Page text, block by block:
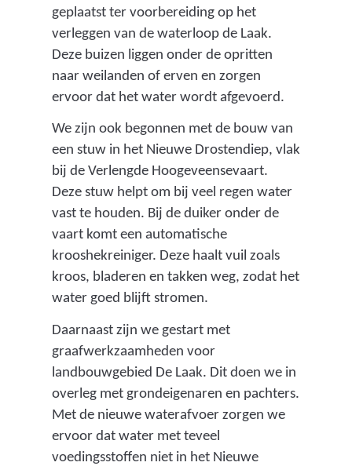
geplaatst ter voorbereiding op het
verleggen van de waterloop de Laak.
Deze buizen liggen onder de opritten
naar weilanden of erven en zorgen
ervoor dat het water wordt afgevoerd.
We zijn ook begonnen met de bouw van
een stuw in het Nieuwe Drostendiep, vlak
bij de Verlengde Hoogeveensevaart.
Deze stuw helpt om bij veel regen water
vast te houden. Bij de duiker onder de
vaart komt een automatische
krooshekreiniger. Deze haalt vuil zoals
kroos, bladeren en takken weg, zodat het
water goed blijft stromen.
Daarnaast zijn we gestart met
graafwerkzaamheden voor
landbouwgebied De Laak. Dit doen we in
overleg met grondeigenaren en pachters.
Met de nieuwe waterafvoer zorgen we
ervoor dat water met teveel
voedingsstoffen niet in het Nieuwe